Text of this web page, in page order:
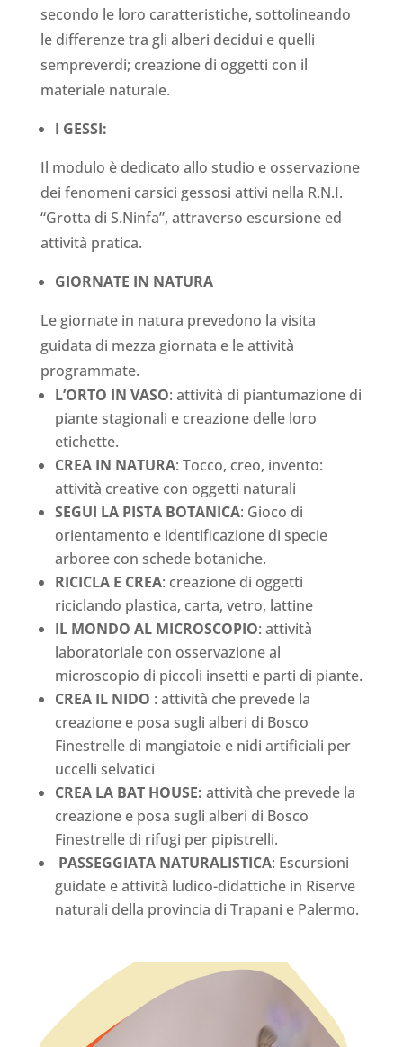
secondo le loro caratteristiche, sottolineando
le differenze tra gli alberi decidui e quelli
sempreverdi; creazione di oggetti con il
materiale naturale.
I GESSI:
Il modulo è dedicato allo studio e osservazione
dei fenomeni carsici gessosi attivi nella R.N.I.
“Grotta di S.Ninfa”, attraverso escursione ed
attività pratica.
GIORNATE IN NATURA
Le giornate in natura prevedono la visita
guidata di mezza giornata e le attività
programmate.
L’ORTO IN VASO: attività di piantumazione di
piante stagionali e creazione delle loro
etichette.
CREA IN NATURA: Tocco, creo, invento:
attività creative con oggetti naturali
SEGUI LA PISTA BOTANICA: Gioco di
orientamento e identificazione di specie
arboree con schede botaniche.
RICICLA E CREA: creazione di oggetti
riciclando plastica, carta, vetro, lattine
IL MONDO AL MICROSCOPIO: attività
laboratoriale con osservazione al
microscopio di piccoli insetti e parti di piante.
CREA IL NIDO : attività che prevede la
creazione e posa sugli alberi di Bosco
Finestrelle di mangiatoie e nidi artificiali per
uccelli selvatici
CREA LA BAT HOUSE: attività che prevede la
creazione e posa sugli alberi di Bosco
Finestrelle di rifugi per pipistrelli.
PASSEGGIATA NATURALISTICA: Escursioni
guidate e attività ludico-didattiche in Riserve
naturali della provincia di Trapani e Palermo.